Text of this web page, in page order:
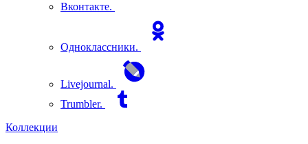
Вконтакте.
Одноклассники.
Livejournal.
Trumbler.
Коллекции